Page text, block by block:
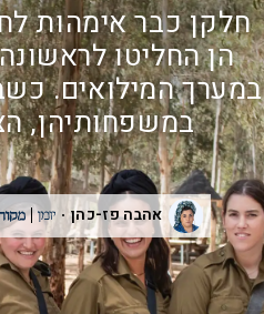
חלקן כבר אימהות
הן החליטו
במערך המילואים.
במשפחותיהן,
אהבה פז-כהן